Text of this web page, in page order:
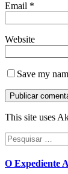
Email *
Website
Save my
This site uses
Pesquisar
por:
O Expediente